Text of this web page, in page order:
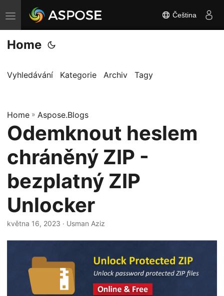
P
ř
e
n
t
n
a
v
g
a
c
i
Čeština
Home
Vyhledávání Kategorie Archiv Tagy
Home » Aspose.Blogs
Odemknout heslem
chráněný ZIP -
bezplatný ZIP
Unlocker
května 16, 2023 · Usman Aziz